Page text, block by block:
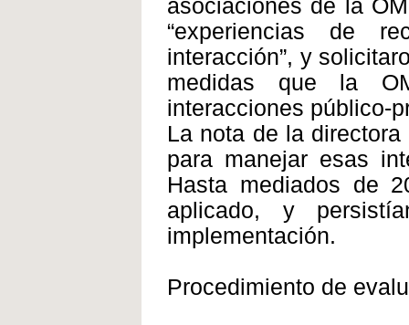
asociaciones de la
“experiencias de
interacción”, y
medidas que la
interacciones público-
La nota de la
para manejar esas
Hasta mediados de
aplicado, y
implementación.
Procedimiento de